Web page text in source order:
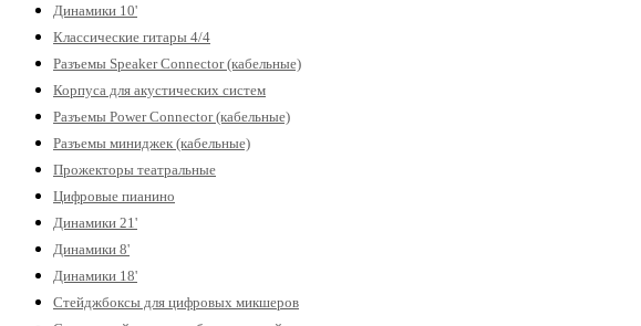
Динамики 10'
Классические гитары 4/4
Разъемы Speaker Connector (кабельные)
Корпуса для акустических систем
Разъемы Power Connector (кабельные)
Разъемы миниджек (кабельные)
Прожекторы театральные
Цифровые пианино
Динамики 21'
Динамики 8'
Динамики 18'
Стейджбоксы для цифровых микшеров